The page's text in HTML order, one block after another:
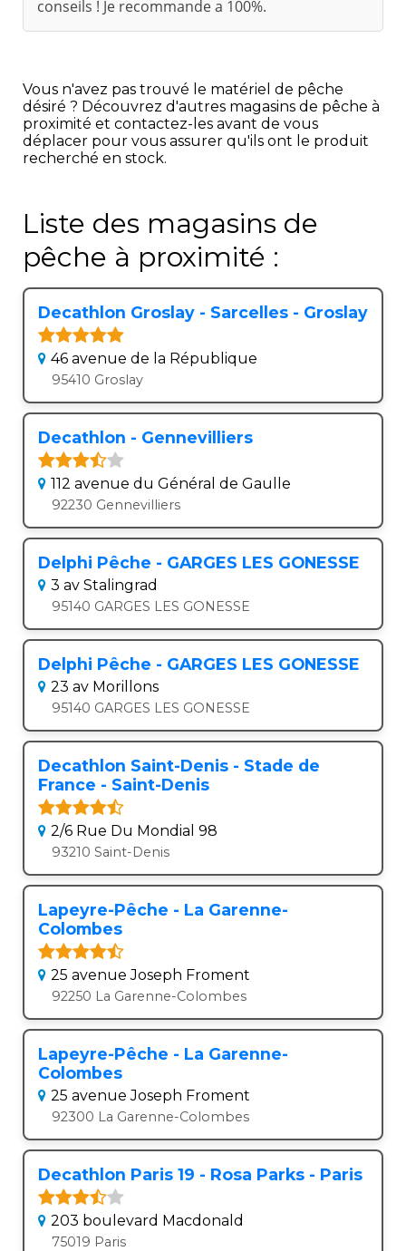
conseils ! Je recommande a 100%.
Vous n'avez pas trouvé le matériel de pêche
désiré ? Découvrez d'autres magasins de pêche à
proximité et contactez-les avant de vous
déplacer pour vous assurer qu'ils ont le produit
recherché en stock.
Liste des magasins de
pêche à proximité :
Decathlon Groslay - Sarcelles - Groslay
46 avenue de la République
95410 Groslay
Decathlon - Gennevilliers
112 avenue du Général de Gaulle
92230 Gennevilliers
Delphi Pêche - GARGES LES GONESSE
3 av Stalingrad
95140 GARGES LES GONESSE
Delphi Pêche - GARGES LES GONESSE
23 av Morillons
95140 GARGES LES GONESSE
Decathlon Saint-Denis - Stade de
France - Saint-Denis
2/6 Rue Du Mondial 98
93210 Saint-Denis
Lapeyre-Pêche - La Garenne-
Colombes
25 avenue Joseph Froment
92250 La Garenne-Colombes
Lapeyre-Pêche - La Garenne-
Colombes
25 avenue Joseph Froment
92300 La Garenne-Colombes
Decathlon Paris 19 - Rosa Parks - Paris
203 boulevard Macdonald
75019 Paris